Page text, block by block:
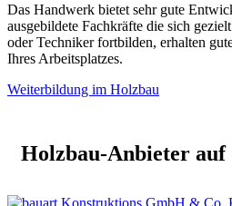
Das Handwerk bietet sehr gute
ausgebildete Fachkräfte die sich
oder Techniker fortbilden, erhalten
Ihres Arbeitsplatzes.
Weiterbildung im Holzbau
Holzbau-Anbieter